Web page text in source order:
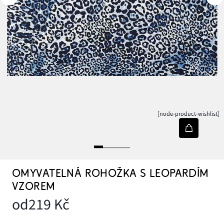
[node-product-wishlist]
OMYVATELNÁ ROHOŽKA S LEOPARDÍM
VZOREM
od219 Kč